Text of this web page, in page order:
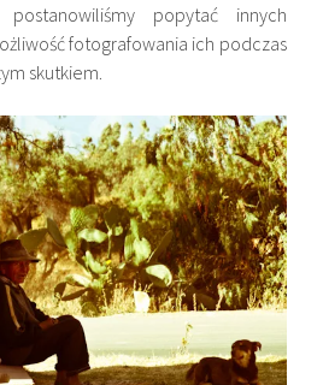
popytać innych
fotografowania ich podczas
skutkiem.